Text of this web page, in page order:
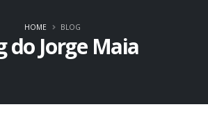
do Jorge Maia
HOME BLOG